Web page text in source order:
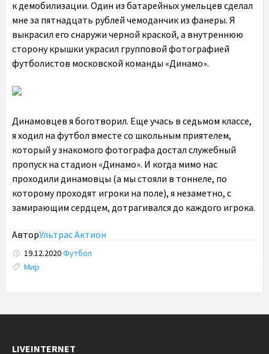
к демобилизации. Один из батарейных умельцев сделал
мне за пятнадцать рублей чемоданчик из фанеры. Я
выкрасил его снаружи черной краской, а внутреннюю
сторону крышки украсил групповой фотографией
футболистов московской команды «Динамо».
Динамовцев я боготворил. Еще учась в седьмом классе,
я ходил на футбол вместе со школьным приятелем,
который у знакомого фотографа достал служебный
пропуск на стадион «Динамо». И когда мимо нас
проходили динамовцы (а мы стояли в тоннеле, по
которому проходят игроки на поле), я незаметно, с
замирающим сердцем, дотрагивался до каждого игрока.
АвторУльтрас Актион
19.12.2020Футбол
Tags:
Мир
LIVEINTERNET